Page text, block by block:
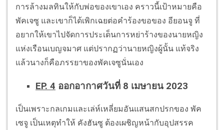
การล้างมลทินให้กับพ่อของเขาเอง คราวนี้เป้าหมายคือ
พัคเจซู และเขาก็ได้เพิกเฉยต่อคำร้องขอของ อียอนจู ที่
อยากให้เขาไปจัดการประเด็นการหย่าร้างของนายหญิง
แห่งเรือนเบญจมาศ แต่ปรากฏว่านายหญิงผู้นั้น แท้จริง
แล้วนางก็คือภรรยาของพัคเจซูนั่นเอง
EP. 4 ออกอากาศวันที่ 8 เมษายน 2023
เป็นเพราะกลเกมและเล่ห์เหลี่ยมอันแสนสกปรกของ พัค
เซจู เป็นเหตุทำให้ คังฮันซู ต้องเผชิญหน้ากับอุปสรรค